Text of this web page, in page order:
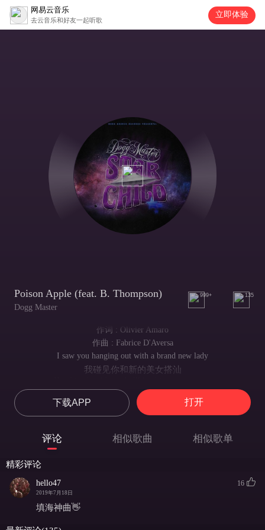
网易云音乐
去云音乐和好友一起听歌
立即体验
Poison Apple (feat. B. Thompson)
Dogg Master
999+ 135
作词 : Olivier Amaro
作曲 : Fabrice D'Aversa
I saw you hanging out with a brand new lady
我碰见你和新的美女搭汕
她的朋友们都说她会让你疯狂
You should take some time and think about
你应该用些时间考虑清楚
大家都知道她是个坏人
下载APP 打开
评论 相似歌曲 相似歌单
精彩评论
hello47
2019年7月18日
16
填海神曲👋